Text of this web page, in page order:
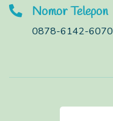
Nomor Telepon
0878-6142-6070